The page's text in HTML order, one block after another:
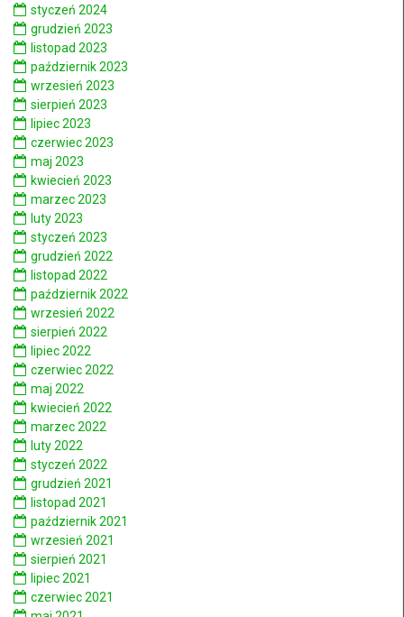
styczeń 2024
grudzień 2023
listopad 2023
październik 2023
wrzesień 2023
sierpień 2023
lipiec 2023
czerwiec 2023
maj 2023
kwiecień 2023
marzec 2023
luty 2023
styczeń 2023
grudzień 2022
listopad 2022
październik 2022
wrzesień 2022
sierpień 2022
lipiec 2022
czerwiec 2022
maj 2022
kwiecień 2022
marzec 2022
luty 2022
styczeń 2022
grudzień 2021
listopad 2021
październik 2021
wrzesień 2021
sierpień 2021
lipiec 2021
czerwiec 2021